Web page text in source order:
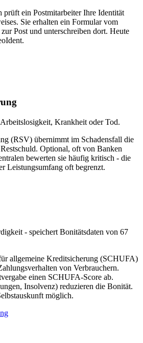
prüft ein Postmitarbeiter Ihre Identität
Sie erhalten ein Formular vom
Post und unterschreiben dort. Heute
Krankheit oder Tod.
(RSV) übernimmt im Schadensfall die
Optional, oft von Banken
bewerten sie häufig kritisch - die
Leistungsumfang oft begrenzt.
- speichert Bonitätsdaten von 67
allgemeine Kreditsicherung (SCHUFA)
von Verbrauchern.
einen SCHUFA-Score ab.
Insolvenz) reduzieren die Bonität.
möglich.